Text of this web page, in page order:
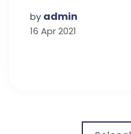
Terbitkan
by admin
16 Apr 2021